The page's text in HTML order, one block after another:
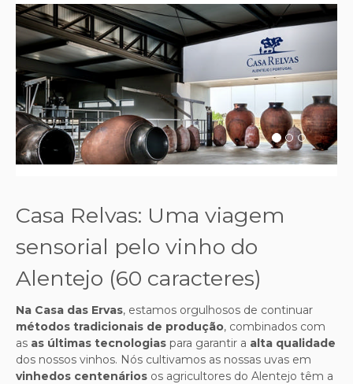
Previous Next
Casa Relvas: Uma viagem
sensorial pelo vinho do
Alentejo (60 caracteres)
Na Casa das Ervas, estamos orgulhosos de continuar
métodos tradicionais de produção, combinados com
as as últimas tecnologias para garantir a alta qualidade
dos nossos vinhos. Nós cultivamos as nossas uvas em
vinhedos centenários os agricultores do Alentejo têm a